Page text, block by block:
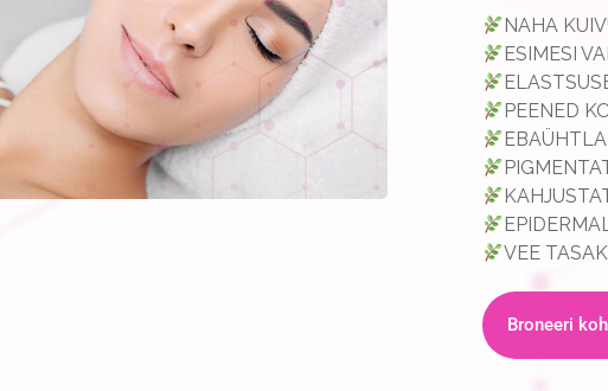
NAHA
ESIMESI
PEENED
VEE
Broneeri